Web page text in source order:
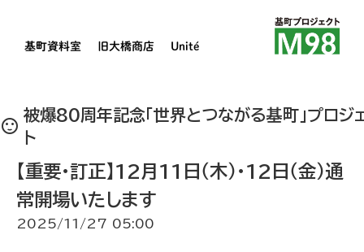
基町資料室 旧大橋商店 Unité
sentiment_satisfied
被爆80周年記念「世界とつながる基町」プロジ
ト
【重要・訂正】12月11日（木）・12日（金）通
常開場いたします
2025/11/27 05:00